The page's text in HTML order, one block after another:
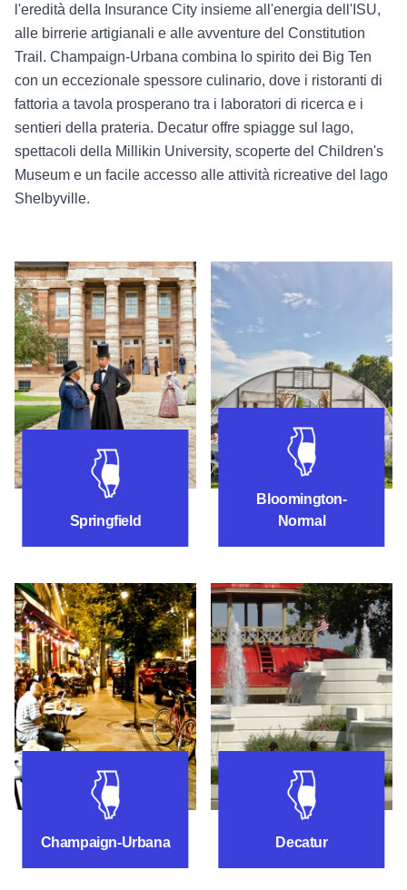
l'eredità della Insurance City insieme all'energia dell'ISU,
alle birrerie artigianali e alle avventure del Constitution
Trail. Champaign-Urbana combina lo spirito dei Big Ten
con un eccezionale spessore culinario, dove i ristoranti di
fattoria a tavola prosperano tra i laboratori di ricerca e i
sentieri della prateria. Decatur offre spiagge sul lago,
spettacoli della Millikin University, scoperte del Children's
Museum e un facile accesso alle attività ricreative del lago
Shelbyville.
Springfield
Cose da fare vicino a Springfield
Bloomington-
Normal
Champaign-Urbana
Cose da fare vicino a Champaign-Urbana
Decatur
Cose da fare